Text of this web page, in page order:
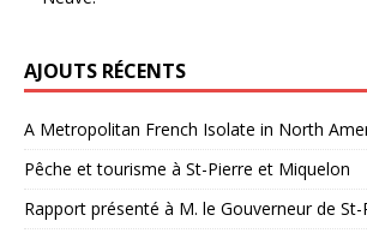
AJOUTS RÉCENTS
A Metropolitan French Isolate in North
Pêche et tourisme à St-Pierre et Miquelon
Rapport présenté à M. le Gouverneur de